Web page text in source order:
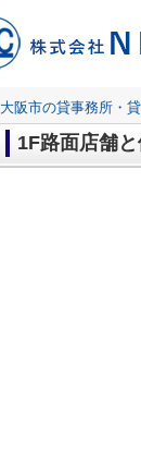
大阪市の貸事務所・
1F路面店舗